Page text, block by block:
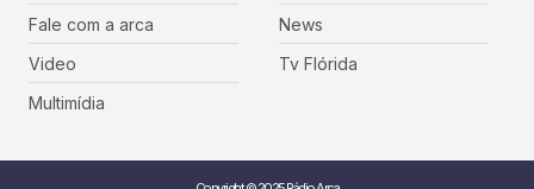
Fale com a arca
Video
Multimídia
News
Tv Flórida